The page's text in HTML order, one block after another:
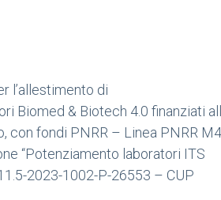
l’allestimento di
Biomed & Biotech 4.0 finanziati
fondi PNRR – Linea PNRR
“Potenziamento laboratori ITS
2023-1002-P-26553 – CUP